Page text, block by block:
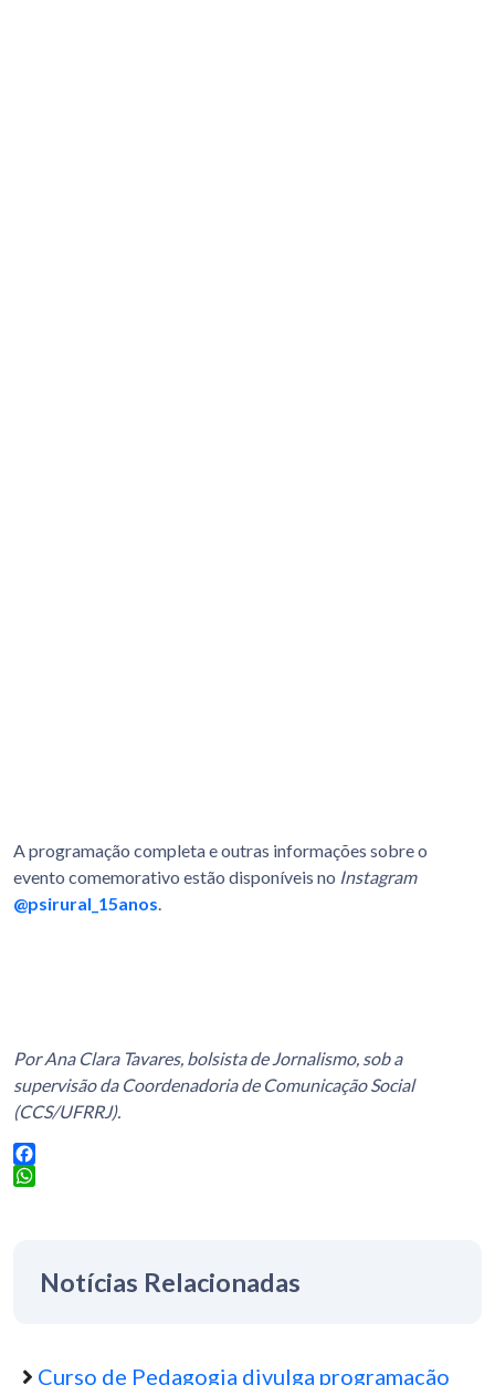
A programação completa e outras informações sobre o
evento comemorativo estão disponíveis no Instagram
@psirural_15anos.
Por Ana Clara Tavares, bolsista de Jornalismo, sob a
supervisão da Coordenadoria de Comunicação Social
(CCS/UFRRJ).
Facebook
Notícias Relacionadas
Curso de Pedagogia divulga programação